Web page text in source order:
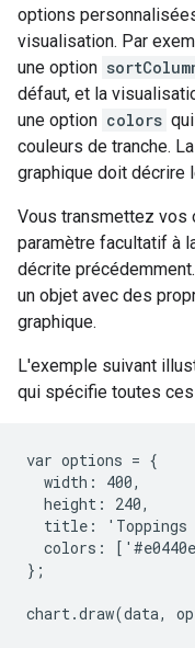
options
visualisation. Par
une option
défaut, et la
une option colors
couleurs de tranche.
graphique doit décrire
Vous transmettez vos
paramètre facultatif à
décrite
un objet avec des
graphique.
L'exemple suivant
qui spécifie toutes
var options = {
  width: 400,
  height: 240,
title: 'Toppings
colors:
};